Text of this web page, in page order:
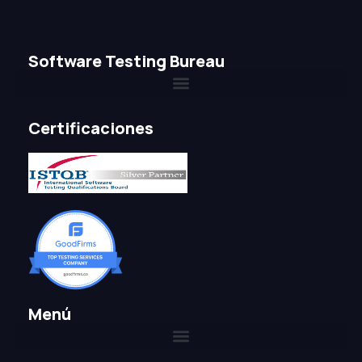
Software Testing Bureau
Certificaciones
Menú